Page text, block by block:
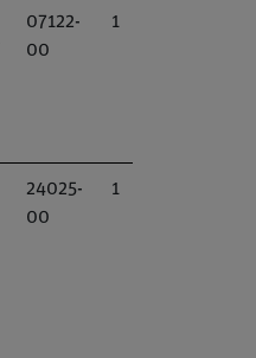
07122-
00
1
24025-
00
1